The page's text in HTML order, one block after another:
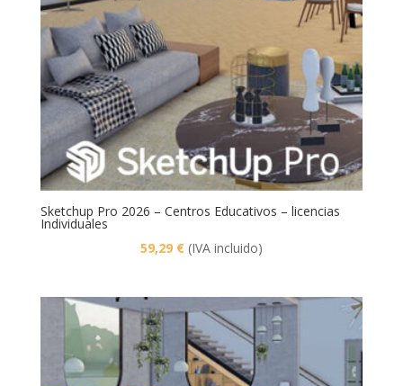
Sketchup Pro 2026 – Centros Educativos – licencias
Individuales
59,29 € (IVA incluido)